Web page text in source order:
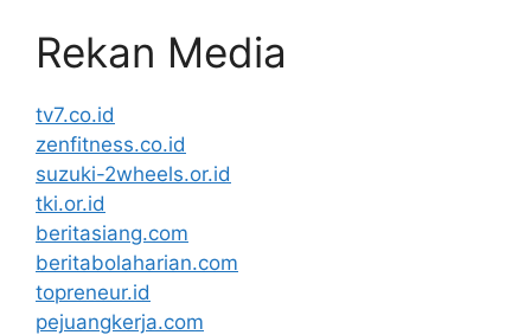
Rekan Media
tv7.co.id
zenfitness.co.id
suzuki-2wheels.or.id
tki.or.id
beritasiang.com
beritabolaharian.com
topreneur.id
pejuangkerja.com